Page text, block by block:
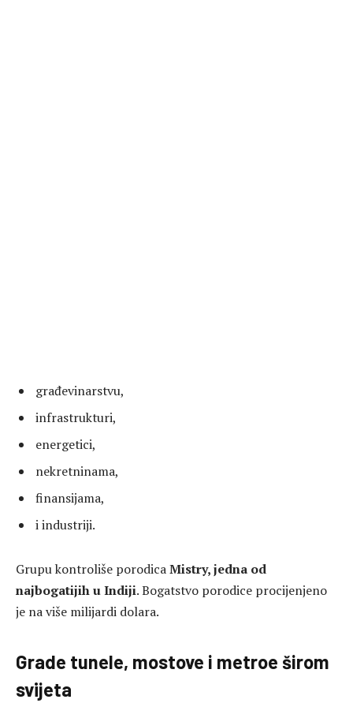
građevinarstvu,
infrastrukturi,
energetici,
nekretninama,
finansijama,
i industriji.
Grupu kontroliše porodicaMistry, jedna od
najbogatijih u Indiji. Bogatstvo porodice procijenjeno
je na više milijardi dolara.
Grade tunele, mostove i metroe širom
svijeta